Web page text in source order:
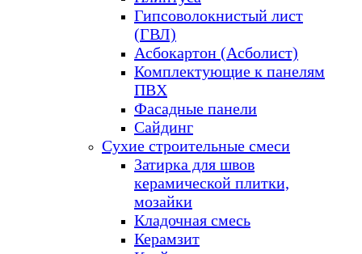
Гипсоволокнистый лист
(ГВЛ)
Асбокартон (Асболист)
Комплектующие к панелям
ПВХ
Фасадные панели
Сайдинг
Сухие строительные смеси
Затирка для швов
керамической плитки,
мозайки
Кладочная смесь
Керамзит